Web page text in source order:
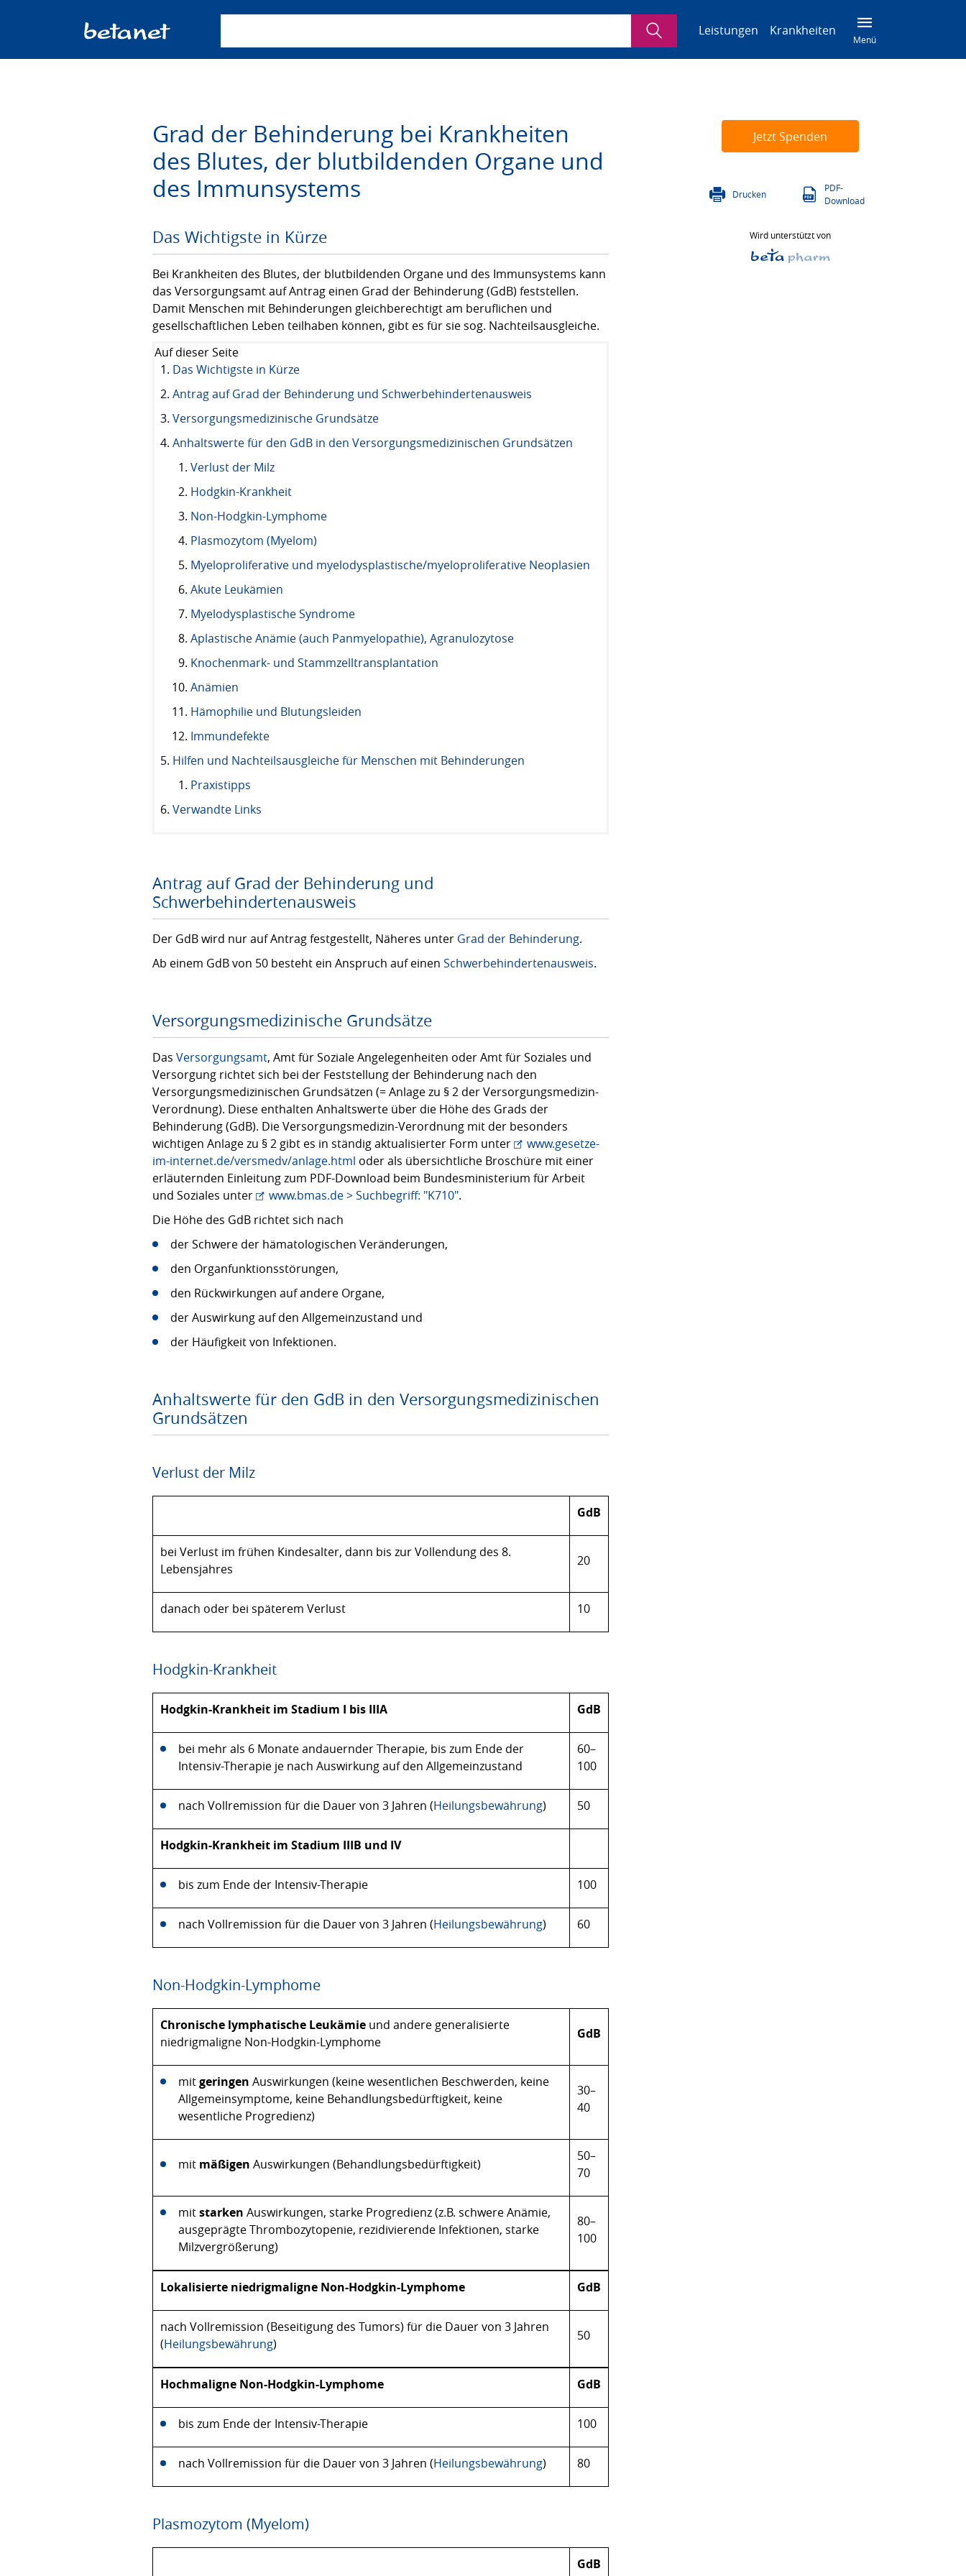
SucheLeistungen Krankheiten
Menü
Grad der Behinderung bei Krankheiten
des Blutes, der blutbildenden Organe und
des Immunsystems
Das Wichtigste in Kürze
Bei Krankheiten des Blutes, der blutbildenden Organe und des Immunsystems kann
das Versorgungsamt auf Antrag einen Grad der Behinderung (GdB) feststellen.
Damit Menschen mit Behinderungen gleichberechtigt am beruflichen und
gesellschaftlichen Leben teilhaben können, gibt es für sie sog. Nachteilsausgleiche.
Auf dieser Seite
Das Wichtigste in Kürze
Antrag auf Grad der Behinderung und Schwerbehindertenausweis
Versorgungsmedizinische Grundsätze
Anhaltswerte für den GdB in den Versorgungsmedizinischen Grundsätzen
Verlust der Milz
Hodgkin-Krankheit
Non-Hodgkin-Lymphome
Plasmozytom (Myelom)
Myeloproliferative und myelodysplastische/myeloproliferative Neoplasien
Akute Leukämien
Myelodysplastische Syndrome
Aplastische Anämie (auch Panmyelopathie), Agranulozytose
Knochenmark- und Stammzelltransplantation
Anämien
Hämophilie und Blutungsleiden
Immundefekte
Hilfen und Nachteilsausgleiche für Menschen mit Behinderungen
Praxistipps
Verwandte Links
Antrag auf Grad der Behinderung und
Schwerbehindertenausweis
Der GdB wird nur auf Antrag festgestellt, Näheres unter Grad der Behinderung.
Ab einem GdB von 50 besteht ein Anspruch auf einen Schwerbehindertenausweis.
Versorgungsmedizinische Grundsätze
Das Versorgungsamt, Amt für Soziale Angelegenheiten oder Amt für Soziales und
Versorgung richtet sich bei der Feststellung der Behinderung nach den
Versorgungsmedizinischen Grundsätzen (= Anlage zu § 2 der Versorgungsmedizin-
Verordnung). Diese enthalten Anhaltswerte über die Höhe des Grads der
Behinderung (GdB). Die Versorgungsmedizin-Verordnung mit der besonders
wichtigen Anlage zu § 2 gibt es in ständig aktualisierter Form unter
www.gesetze-
im-internet.de/versmedv/anlage.html oder als übersichtliche Broschüre mit einer
erläuternden Einleitung zum PDF-Download beim Bundesministerium für Arbeit
und Soziales unter
www.bmas.de > Suchbegriff: "K710".
Die Höhe des GdB richtet sich nach
der Schwere der hämatologischen Veränderungen,
den Organfunktionsstörungen,
den Rückwirkungen auf andere Organe,
der Auswirkung auf den Allgemeinzustand und
der Häufigkeit von Infektionen.
Anhaltswerte für den GdB in den Versorgungsmedizinischen
Grundsätzen
Verlust der Milz
GdB
bei Verlust im frühen Kindesalter, dann bis zur Vollendung des 8.
Lebensjahres
20
danach oder bei späterem Verlust 10
Hodgkin-Krankheit
Hodgkin-Krankheit im Stadium I bis IIIA GdB
bei mehr als 6 Monate andauernder Therapie, bis zum Ende der
Intensiv-Therapie je nach Auswirkung auf den Allgemeinzustand
60–
100
nach Vollremission für die Dauer von 3 Jahren (Heilungsbewährung) 50
Hodgkin-Krankheit im Stadium IIIB und IV
bis zum Ende der Intensiv-Therapie 100
nach Vollremission für die Dauer von 3 Jahren (Heilungsbewährung) 60
Non-Hodgkin-Lymphome
Chronische lymphatische Leukämie und andere generalisierte
niedrigmaligne Non-Hodgkin-Lymphome
GdB
mitgeringen Auswirkungen (keine wesentlichen Beschwerden, keine
Allgemeinsymptome, keine Behandlungsbedürftigkeit, keine
wesentliche Progredienz)
30–
40
mit mäßigen Auswirkungen (Behandlungsbedürftigkeit)
50–
70
mitstarken Auswirkungen, starke Progredienz (z.B. schwere Anämie,
ausgeprägte Thrombozytopenie, rezidivierende Infektionen, starke
Milzvergrößerung)
80–
100
Lokalisierte niedrigmaligne Non-Hodgkin-Lymphome GdB
nach Vollremission (Beseitigung des Tumors) für die Dauer von 3 Jahren
(Heilungsbewährung)
50
Hochmaligne Non-Hodgkin-Lymphome GdB
bis zum Ende der Intensiv-Therapie 100
nach Vollremission für die Dauer von 3 Jahren (Heilungsbewährung) 80
Plasmozytom (Myelom)
GdB
Jetzt Spenden
Drucken
PDF-
Download
Wird unterstützt von